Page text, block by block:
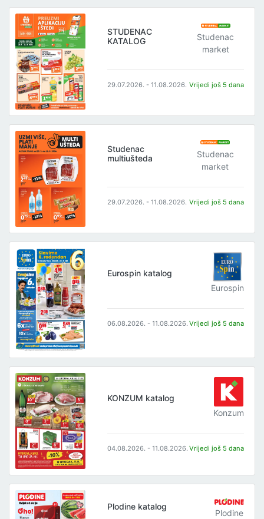
STUDENAC
KATALOG
Studenac
market
29.07.2026. - 11.08.2026. Vrijedi još 5 dana
Studenac
multiušteda
Studenac
market
29.07.2026. - 11.08.2026. Vrijedi još 5 dana
Eurospin katalog
Eurospin
06.08.2026. - 11.08.2026. Vrijedi još 5 dana
KONZUM katalog
Konzum
04.08.2026. - 11.08.2026. Vrijedi još 5 dana
Plodine katalog
Plodine